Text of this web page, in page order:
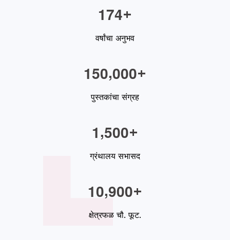
174+
वर्षांचा अनुभव
150,000+
पुस्तकांचा संग्रह
1,500+
ग्रंथालय सभासद
10,900+
क्षेत्रफळ चौ. फूट.